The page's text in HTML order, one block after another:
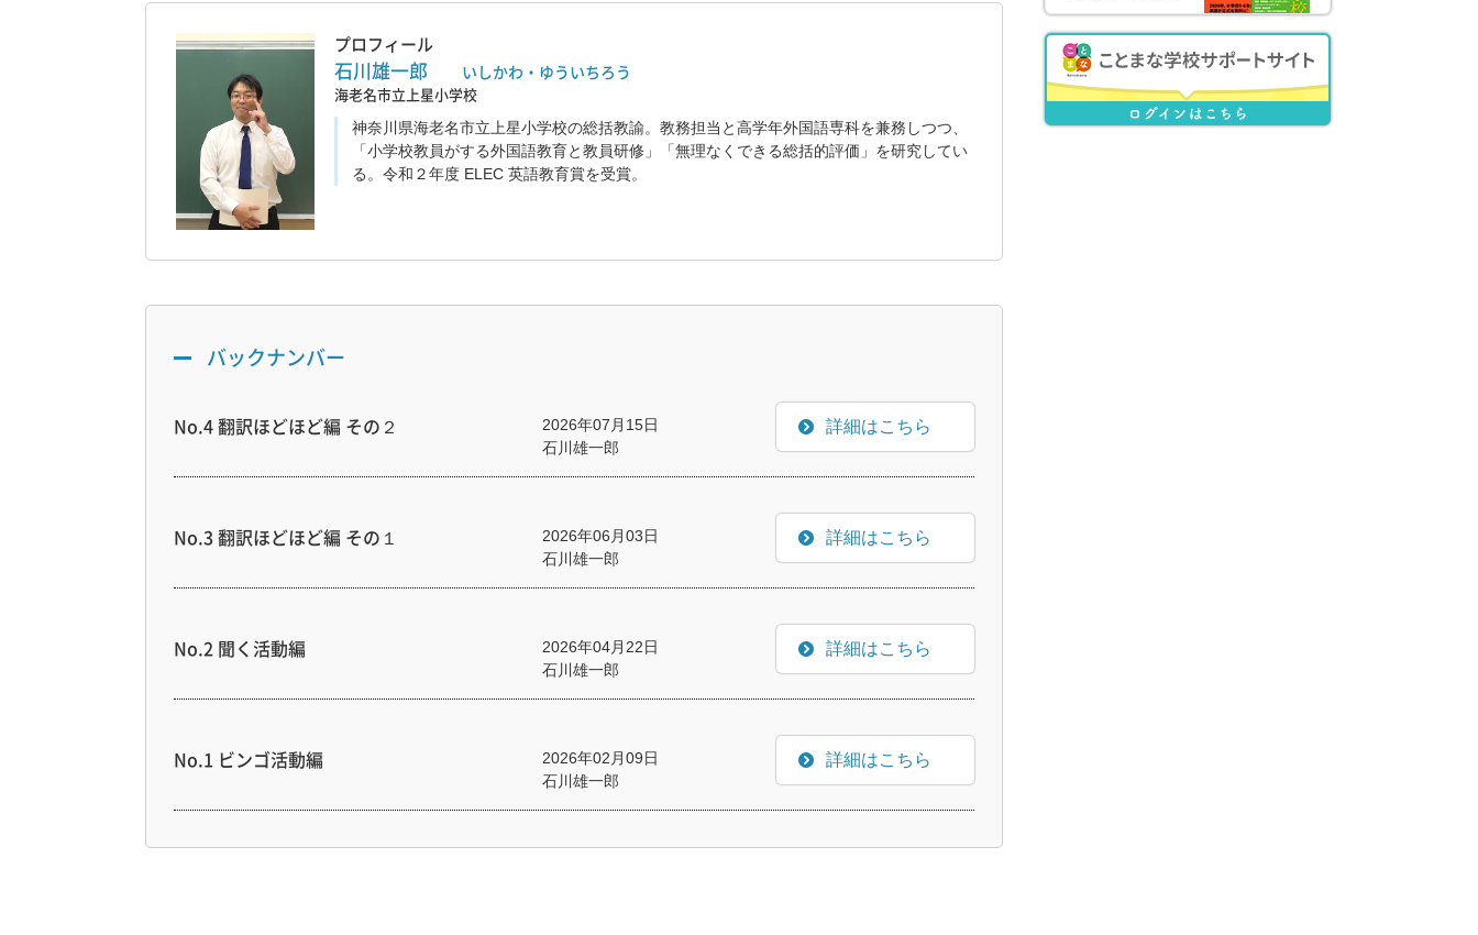
プロフィール
石川雄一郎 いしかわ・ゆういちろう
海老名市立上星小学校
神奈川県海老名市立上星小学校の総括教諭。教務担当と高学年外国語専科を兼務しつつ、
「小学校教員がする外国語教育と教員研修」「無理なくできる総括的評価」を研究してい
る。令和２年度 ELEC 英語教育賞を受賞。
バックナンバー
No.4 翻訳ほどほど編 その２
2026年07月15日
石川雄一郎
詳細はこちら
No.3 翻訳ほどほど編 その１
2026年06月03日
石川雄一郎
詳細はこちら
No.2 聞く活動編
2026年04月22日
石川雄一郎
詳細はこちら
No.1 ビンゴ活動編
2026年02月09日
石川雄一郎
詳細はこちら